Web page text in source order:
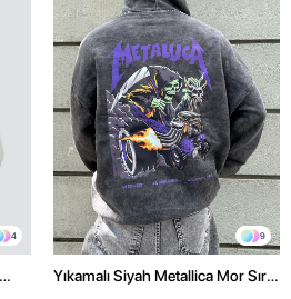
4 9
Yıkamalı Siyah Metallica Mor Sırt